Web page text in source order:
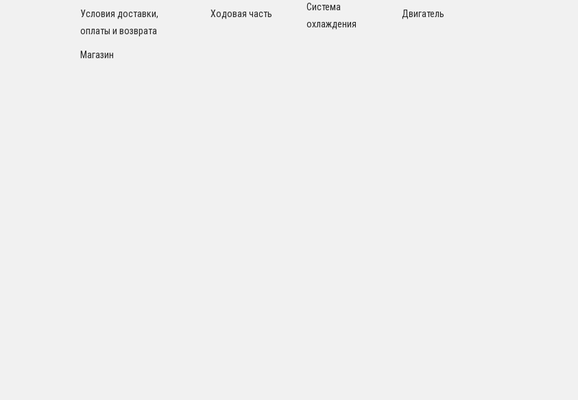
Условия доставки,
оплаты и возврата
Магазин
Ходовая часть
Система
охлаждения
Двигатель